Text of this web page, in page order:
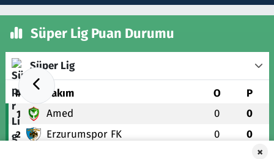
×
Süper Lig Puan Durumu
Süper Lig
# Takım O P
1 Amed 0 0
2 Erzurumspor FK 0 0